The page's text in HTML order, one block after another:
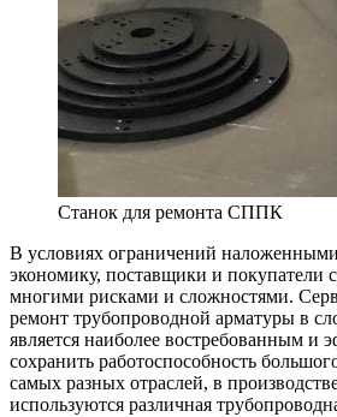
Станок для ремонта СППК
В условиях ограничений
экономику, поставщики и покупатели
многими рисками и сложностями.
ремонт трубопроводной арматуры в
является наиболее востребованным и
сохранить работоспособность
самых разных отраслей, в
используются различная